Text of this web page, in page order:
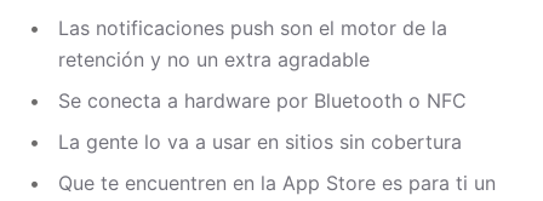
Las notificaciones push son el motor de la
retención y no un extra agradable
Se conecta a hardware por Bluetooth o NFC
La gente lo va a usar en sitios sin cobertura
Que te encuentren en la App Store es para ti un